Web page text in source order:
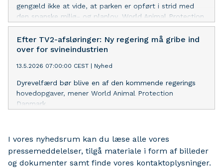
gengæld ikke at vide, at parken er opført i strid med
den spanske miljø- og planlov. World Animal Protection
Danmark opfordrer i stedet til at tage på hvalsafari
med fritlevende delfiner.
Efter TV2-afsløringer: Ny regering må gribe ind
over for svineindustrien
13.5.2026 07:00:00 CEST | Nyhed
Dyrevelfærd bør blive en af den kommende regerings
hovedopgaver, mener World Animal Protection
Danmark.
I vores nyhedsrum kan du læse alle vores
pressemeddelelser, tilgå materiale i form af billeder
og dokumenter samt finde vores kontaktoplysninger.